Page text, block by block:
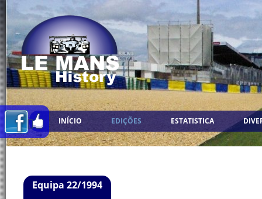
INÍCIO EDIÇÕES ESTATISTICA
Equipa 22/1994